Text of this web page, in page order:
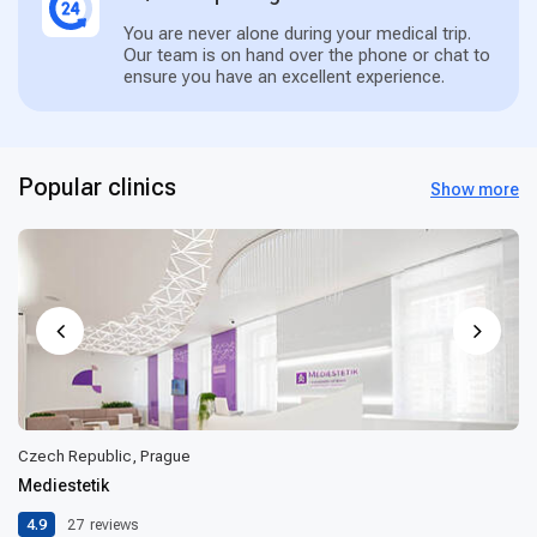
You are never alone during your medical trip.
Our team is on hand over the phone or chat to
ensure you have an excellent experience.
Popular clinics Show more
Czech Republic, Prague
Mediestetik
4.9 27 reviews